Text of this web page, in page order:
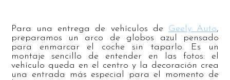
Para una entrega de vehículos de Geely Auto,
preparamos un arco de globos azul pensado
para enmarcar el coche sin taparlo. Es un
montaje sencillo de entender en las fotos: el
vehículo queda en el centro y la decoración crea
una entrada más especial para el momento de